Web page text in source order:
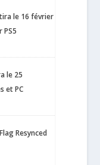
le 16 février
PS5
le 25
et PC
Resynced